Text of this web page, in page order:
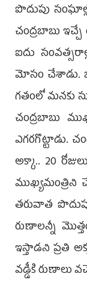
పొదుపు
చంద్రబాబు
ఐదు
మోసం చేశాడు.
గతంలో మనకు
చంద్రబాబు
ఎగరగొట్టాడు.
అక్కా.. 20
ముఖ్యమంత్రిని
తరువాత
రుణాలన్నీ
ఇస్తాడని ప్రతి
వడ్డీకి రుణాలు